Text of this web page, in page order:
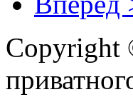
Copyright